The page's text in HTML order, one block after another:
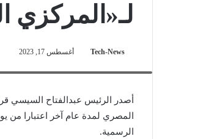
لـ«المركزي
Tech-News أغسطس 17, 2023
أصدر الرئيس عبدالفتاح السيسي
الرسمية.